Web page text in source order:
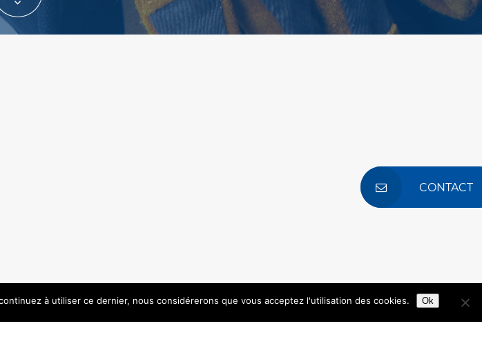
CONTACT
à utiliser ce dernier, nous considérerons que vous acceptez l'utilisation des cookies. Ok